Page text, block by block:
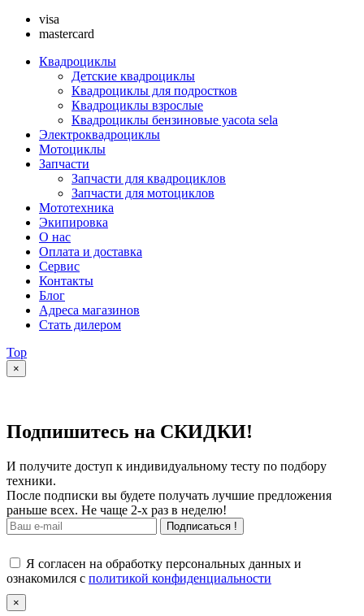
visa
mastercard
Квадроциклы
Детские квадроциклы
Квадроциклы для подростков
Квадроциклы взрослые
Квадроциклы бензиновые yacota sela
Электроквадроциклы
Мотоциклы
Запчасти
Запчасти для квадроциклов
Запчасти для мотоциклов
Мототехника
Экипировка
О нас
Оплата и доставка
Сервис
Контакты
Блог
Адреса магазинов
Стать дилером
Top
×
Подпишитесь на СКИДКИ!
И получите доступ к индивидуальному тесту по подбору
техники.
После подписки вы будете получать лучшие предложения
раньше всех. Не чаще 2-х раз в неделю!
Подписаться !
Я согласен на обработку персональных данных и
ознакомился с политикой конфиденциальности
×